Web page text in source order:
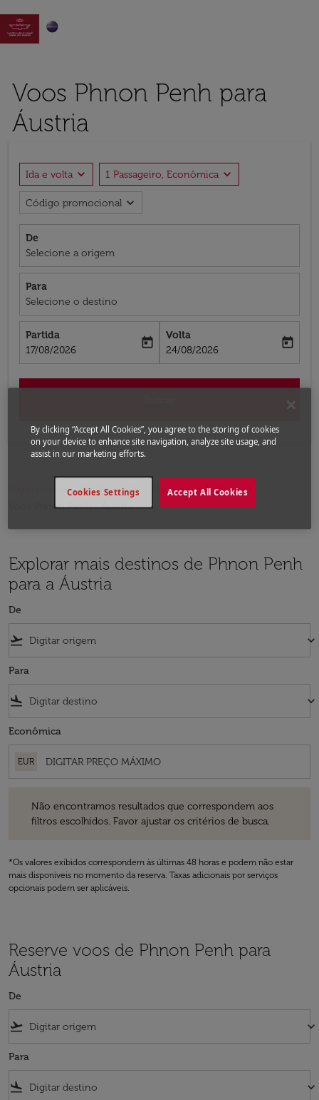

Voos Phnon Penh para
Áustria
Ida e volta expand_more 1 Passageiro, Econômica expand_more
Código promocional expand_more
De
Selecione a origem
Para
Selecione o destino
Partida
fc-booking-departure-date-aria-label
17/08/2026
today
Volta
fc-booking-return-date-aria-label
24/08/2026
today
Página inicial Voos
Voos para a Áustria
Voos Phnon Penh - Áustria
Explorar mais destinos de Phnon Penh
para a Áustria
De
flight_takeoff keyboard_arrow_down
Para
flight_land keyboard_arrow_down
Econômica
EUR
Não encontramos resultados que correspondem aos
filtros escolhidos. Favor ajustar os critérios de busca.
*Os valores exibidos correspondem às últimas 48 horas e podem não estar
mais disponíveis no momento da reserva. Taxas adicionais por serviços
opcionais podem ser aplicáveis.
Reserve voos de Phnon Penh para
Áustria
De
flight_takeoff keyboard_arrow_down
Para
flight_land keyboard_arrow_down
By clicking “Accept All Cookies”, you agree to the storing of cookies
on your device to enhance site navigation, analyze site usage, and
assist in our marketing efforts.
Accept All Cookies
Cookies Settings